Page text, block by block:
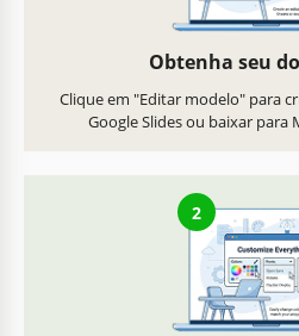
Obtenha seu
Clique em "Editar modelo" para
Google Slides ou baixar
2